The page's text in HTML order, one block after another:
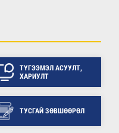
ТҮГЭЭМЭЛ АСУУЛТ,
ХАРИУЛТ
ТУСГАЙ ЗӨВШӨӨРӨЛ